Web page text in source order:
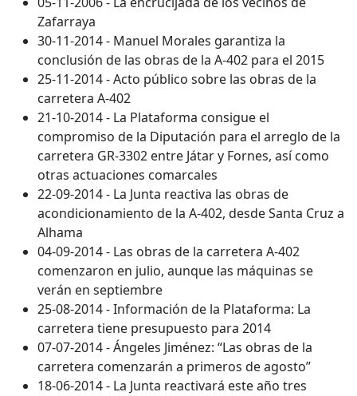
Zafarraya
30-11-2014 - Manuel Morales garantiza la
conclusión de las obras de la A-402 para el 2015
25-11-2014 - Acto público sobre las obras de la
carretera A-402
21-10-2014 - La Plataforma consigue el
compromiso de la Diputación para el arreglo de la
carretera GR-3302 entre Játar y Fornes, así como
otras actuaciones comarcales
22-09-2014 - La Junta reactiva las obras de
acondicionamiento de la A-402, desde Santa Cruz a
Alhama
04-09-2014 - Las obras de la carretera A-402
comenzaron en julio, aunque las máquinas se
verán en septiembre
25-08-2014 - Información de la Plataforma: La
carretera tiene presupuesto para 2014
07-07-2014 - Ángeles Jiménez: “Las obras de la
carretera comenzarán a primeros de agosto”
18-06-2014 - La Junta reactivará este año tres